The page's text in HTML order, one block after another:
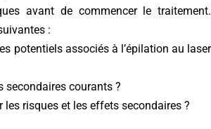
avant de commencer le traitement.
:
potentiels associés à l’épilation au laser
secondaires courants ?
les risques et les effets secondaires ?